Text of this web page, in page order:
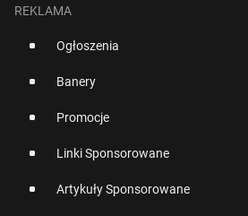
REKLAMA
Ogłoszenia
Banery
Promocje
Linki Sponsorowane
Artykuły Sponsorowane